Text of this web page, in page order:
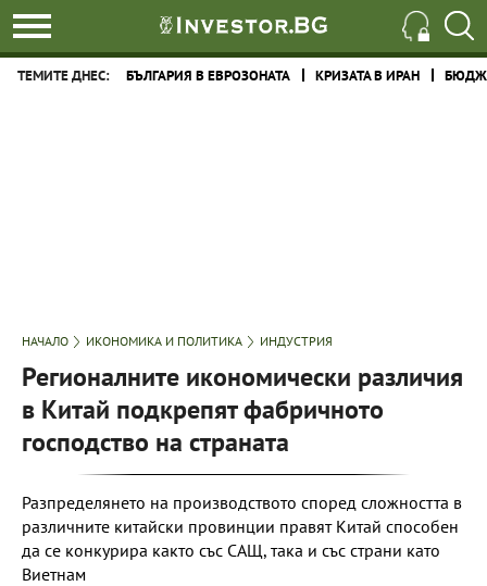
ТЕМИТЕ ДНЕС: БЪЛГАРИЯ В ЕВРОЗОНАТА КРИЗАТА В ИРАН
НАЧАЛО ИКОНОМИКА И ПОЛИТИКА ИНДУСТРИЯ
Регионалните икономически различия
в Китай подкрепят фабричното
господство на страната
Разпределянето на производството според сложността в
различните китайски провинции правят Китай способен
да се конкурира както със САЩ, така и със страни като
Виетнам